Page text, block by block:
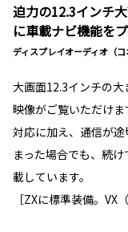
迫力の12.3インチ
に車載ナビ機能をプ
ディスプレイオーディオ（
大画面12.3インチの
映像がご覧いただけ
対応に加え、通信が
まった場合でも、続
載しています。
［ZXに標準装備。VX